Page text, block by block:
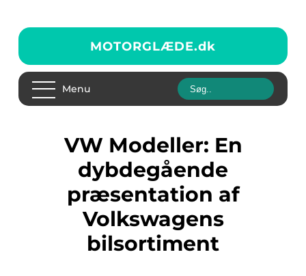
MOTORGLÆDE.dk
Menu
VW Modeller: En
dybdegående
præsentation af
Volkswagens
bilsortiment